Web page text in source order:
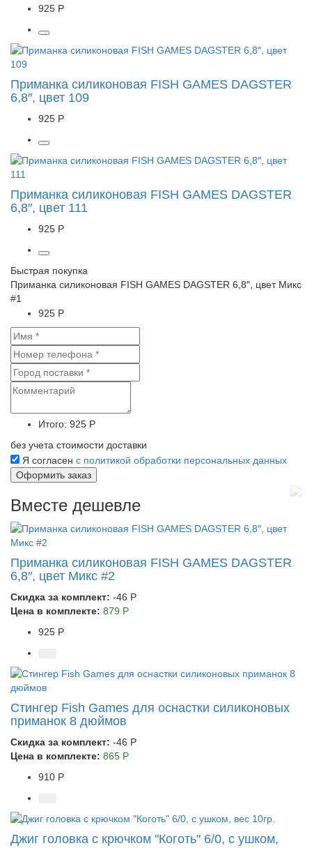
925 Р
Приманка силиконовая FISH GAMES DAGSTER
6,8″, цвет 109
925 Р
Приманка силиконовая FISH GAMES DAGSTER
6,8″, цвет 111
925 Р
Быстрая покупка
Приманка силиконовая FISH GAMES DAGSTER 6,8″, цвет Микс
#1
925 Р
Итого: 925 Р
без учета стоимости доставки
Я согласен с политикой обработки персональных данных
Вместе дешевле
Приманка силиконовая FISH GAMES DAGSTER
6,8″, цвет Микс #2
Скидка за комплект: -46 Р
Цена в комплекте: 879 Р
925 Р
Стингер Fish Games для оснастки силиконовых
приманок 8 дюймов
Скидка за комплект: -46 Р
Цена в комплекте: 865 Р
910 Р
Джиг головка с крючком "Коготь" 6/0, с ушком,